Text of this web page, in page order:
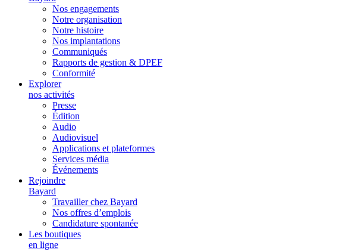
Nos engagements
Notre organisation
Notre histoire
Nos implantations
Communiqués
Rapports de gestion & DPEF
Conformité
Explorer
nos activités
Presse
Édition
Audio
Audiovisuel
Applications et plateformes
Services média
Événements
Rejoindre
Bayard
Travailler chez Bayard
Nos offres d’emplois
Candidature spontanée
Les boutiques
en ligne